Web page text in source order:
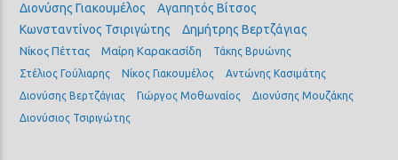
Διονύσης Γιακουμέλος
Αγαπητός Βίτσος
Κωνσταντίνος Τσιριγώτης
Δημήτρης Βερτζάγιας
Νίκος Πέττας Μαίρη Καρακασίδη
Τάκης Βρυώνης
Στέλιος Γούλιαρης
Νίκος Γιακουμέλος
Αντώνης Κασιμάτης
Διονύσης Βερτζάγιας
Γιώργος Μοθωναίος
Διονύσης Μουζάκης
Διονύσιος Τσιριγώτης